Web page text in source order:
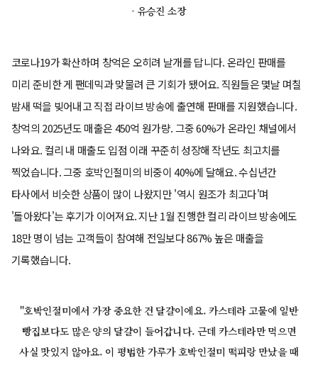
- 유승진 소장
코로나19가 확산하며 창억은 오히려 날개를 답니다. 온라인 판매를
미리 준비한 게 팬데믹과 맞물려 큰 기회가 됐어요. 직원들은 몇날 며칠
밤새 떡을 빚어내고 직접 라이브 방송에 출연해 판매를 지원했습니다.
창억의 2025년도 매출은 450억 원가량. 그중 60%가 온라인 채널에서
나와요. 컬리 내 매출도 입점 이래 꾸준히 성장해 작년도 최고치를
찍었습니다. 그중 호박인절미의 비중이 40%에 달해요. 수십년간
타사에서 비슷한 상품이 많이 나왔지만 '역시 원조가 최고다'며
'돌아왔다'는 후기가 이어져요. 지난 1월 진행한 컬리 라이브 방송에도
18만 명이 넘는 고객들이 참여해 전일보다 867% 높은 매출을
기록했습니다.
"호박인절미에서 가장 중요한 건 달걀이에요. 카스테라 고물에 일반
빵집보다도 많은 양의 달걀이 들어갑니다. 근데 카스테라만 먹으면
사실 맛있지 않아요. 이 평범한 가루가 호박인절미 떡피랑 만났을 때